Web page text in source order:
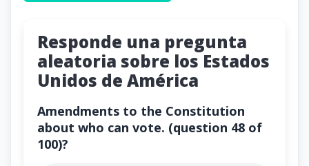
Responde una pregunta
aleatoria sobre los Estados
Unidos de América
Amendments to the Constitution
about who can vote. (question 48 of
100)?